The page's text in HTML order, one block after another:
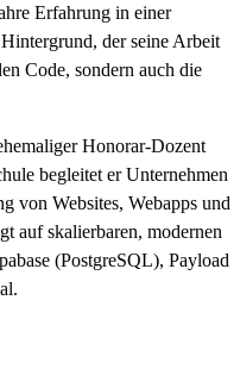
Erfahrung in einer
der seine Arbeit
Code, sondern auch die
Honorar-Dozent
begleitet er Unternehmen
von Websites, Webapps und
auf skalierbaren, modernen
(PostgreSQL), Payload